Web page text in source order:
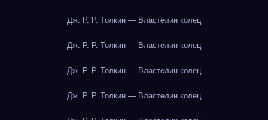
Дж. Р. Р. Толкин — Властелин колец
Дж. Р. Р. Толкин — Властелин колец
Дж. Р. Р. Толкин — Властелин колец
Дж. Р. Р. Толкин — Властелин колец